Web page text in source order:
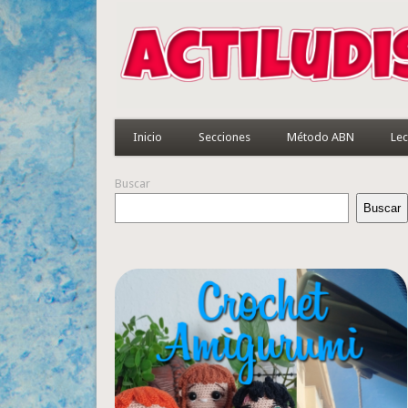
Inicio Secciones Método ABN
Buscar
Buscar